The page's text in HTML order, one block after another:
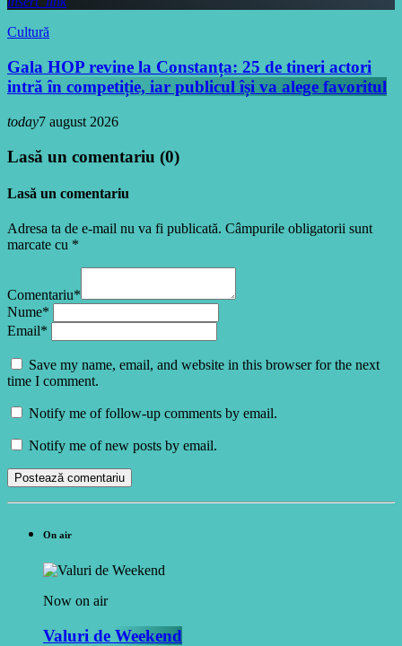
Cultură
Gala HOP revine la Constanța: 25 de tineri actori
intră în competiție, iar publicul își va alege favoritul
today7 august 2026
Lasă un comentariu (0)
Lasă un comentariu
Adresa ta de e-mail nu va fi publicată. Câmpurile obligatorii sunt
marcate cu *
Comentariu*
Nume*
Email*
Save my name, email, and website in this browser for the next
time I comment.
Notify me of follow-up comments by email.
Notify me of new posts by email.
On air
Now on air
Valuri de Weekend